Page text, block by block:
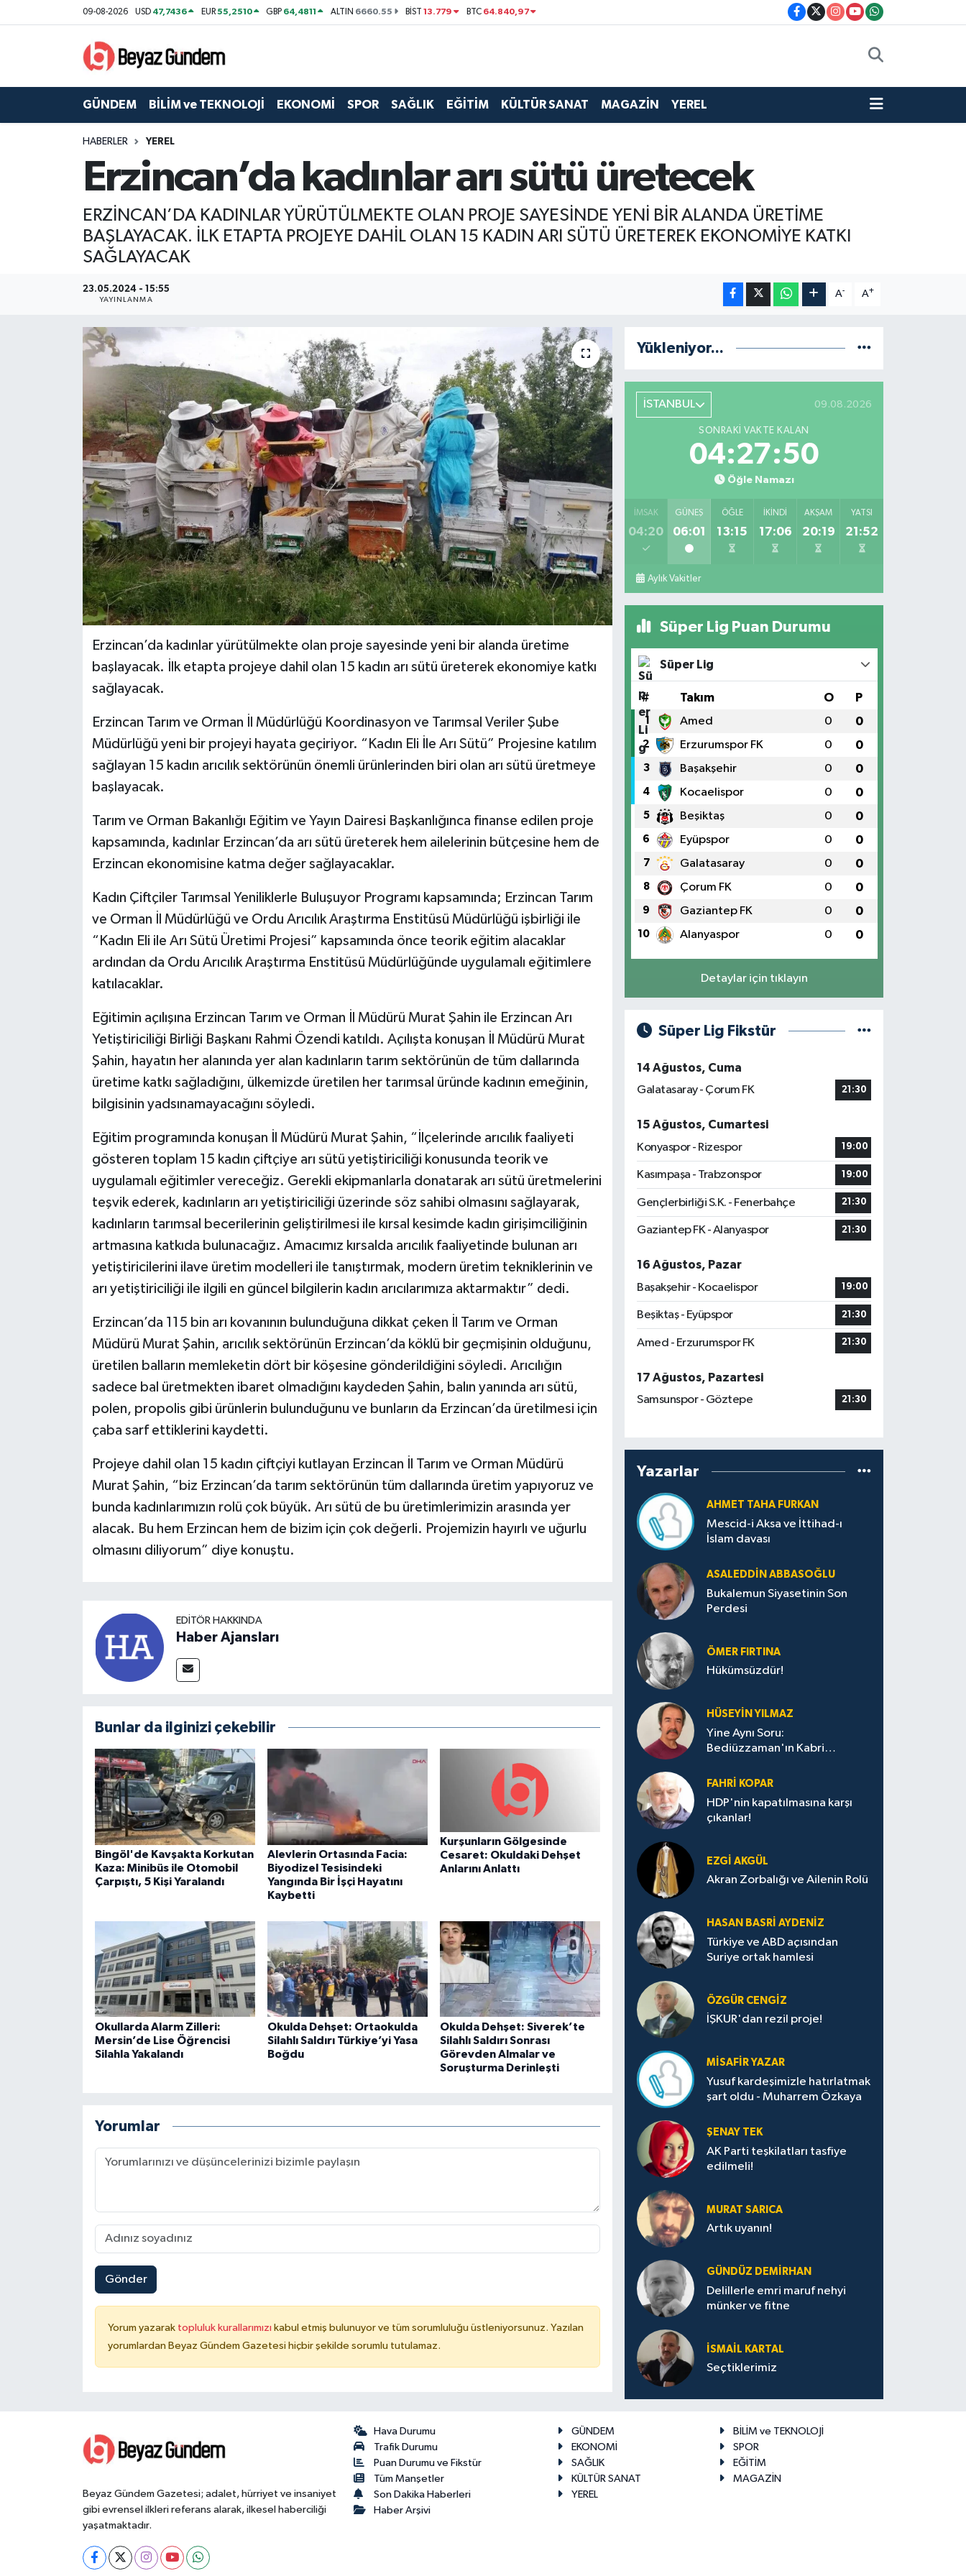
09-08-2026 USD 47,7436 EUR55,2510 GBP 64,4811 ALTIN 6660.55 BİST13.779 BTC 64.840,97
GÜNDEM BİLİM ve TEKNOLOJİ EKONOMİ SPOR SAĞLIK EĞİTİM KÜLTÜR SANAT MAGAZİN YEREL
HABERLER YEREL
Erzincan’da kadınlar arı sütü üretecek
ERZİNCAN’DA KADINLAR YÜRÜTÜLMEKTE OLAN PROJE SAYESİNDE YENİ BİR ALANDA ÜRETİME
BAŞLAYACAK. İLK ETAPTA PROJEYE DAHİL OLAN 15 KADIN ARI SÜTÜ ÜRETEREK EKONOMİYE KATKI
SAĞLAYACAK
23.05.2024 - 15:55
YAYINLANMA
A- A+
Erzincan’da kadınlar yürütülmekte olan proje sayesinde yeni bir alanda üretime
başlayacak. İlk etapta projeye dahil olan 15 kadın arı sütü üreterek ekonomiye katkı
sağlayacak.
Erzincan Tarım ve Orman İl Müdürlüğü Koordinasyon ve Tarımsal Veriler Şube
Müdürlüğü yeni bir projeyi hayata geçiriyor. “Kadın Eli İle Arı Sütü” Projesine katılım
sağlayan 15 kadın arıcılık sektörünün önemli ürünlerinden biri olan arı sütü üretmeye
başlayacak.
Tarım ve Orman Bakanlığı Eğitim ve Yayın Dairesi Başkanlığınca finanse edilen proje
kapsamında, kadınlar Erzincan’da arı sütü üreterek hem ailelerinin bütçesine hem de
Erzincan ekonomisine katma değer sağlayacaklar.
Kadın Çiftçiler Tarımsal Yeniliklerle Buluşuyor Programı kapsamında; Erzincan Tarım
ve Orman İl Müdürlüğü ve Ordu Arıcılık Araştırma Enstitüsü Müdürlüğü işbirliği ile
“Kadın Eli ile Arı Sütü Üretimi Projesi” kapsamında önce teorik eğitim alacaklar
ardından da Ordu Arıcılık Araştırma Enstitüsü Müdürlüğünde uygulamalı eğitimlere
katılacaklar.
Eğitimin açılışına Erzincan Tarım ve Orman İl Müdürü Murat Şahin ile Erzincan Arı
Yetiştiriciliği Birliği Başkanı Rahmi Özendi katıldı. Açılışta konuşan İl Müdürü Murat
Şahin, hayatın her alanında yer alan kadınların tarım sektörünün de tüm dallarında
üretime katkı sağladığını, ülkemizde üretilen her tarımsal üründe kadının emeğinin,
bilgisinin yadsınamayacağını söyledi.
Eğitim programında konuşan İl Müdürü Murat Şahin, “İlçelerinde arıcılık faaliyeti
gösteren toplam 15 kadın çiftçiye arı sütü yetiştiriciliği konusunda teorik ve
uygulamalı eğitimler vereceğiz. Gerekli ekipmanlarla donatarak arı sütü üretmelerini
teşvik ederek, kadınların arı yetiştiriciliği üzerinde söz sahibi olmasını sağlayarak,
kadınların tarımsal becerilerinin geliştirilmesi ile kırsal kesimde kadın girişimciliğinin
artmasına katkıda bulunacağız. Amacımız kırsalda arıcılık faaliyetinde bulunan arı
yetiştiricilerini ilave üretim modelleri ile tanıştırmak, modern üretim tekniklerinin ve
arı yetiştiriciliği ile ilgili en güncel bilgilerin kadın arıcılarımıza aktarmaktır” dedi.
Erzincan’da 115 bin arı kovanının bulunduğuna dikkat çeken İl Tarım ve Orman
Müdürü Murat Şahin, arıcılık sektörünün Erzincan’da köklü bir geçmişinin olduğunu,
üretilen balların memleketin dört bir köşesine gönderildiğini söyledi. Arıcılığın
sadece bal üretmekten ibaret olmadığını kaydeden Şahin, balın yanında arı sütü,
polen, propolis gibi ürünlerin bulunduğunu ve bunların da Erzincan’da üretilmesi için
çaba sarf ettiklerini kaydetti.
Projeye dahil olan 15 kadın çiftçiyi kutlayan Erzincan İl Tarım ve Orman Müdürü
Murat Şahin, “biz Erzincan’da tarım sektörünün tüm dallarında üretim yapıyoruz ve
bunda kadınlarımızın rolü çok büyük. Arı sütü de bu üretimlerimizin arasında yer
alacak. Bu hem Erzincan hem de bizim için çok değerli. Projemizin hayırlı ve uğurlu
olmasını diliyorum” diye konuştu.
EDITÖR HAKKINDA
Haber Ajansları
Bunlar da ilginizi çekebilir
Bingöl'de Kavşakta Korkutan
Kaza: Minibüs ile Otomobil
Çarpıştı, 5 Kişi Yaralandı
Alevlerin Ortasında Facia:
Biyodizel Tesisindeki
Yangında Bir İşçi Hayatını
Kaybetti
Kurşunların Gölgesinde
Cesaret: Okuldaki Dehşet
Anlarını Anlattı
Okullarda Alarm Zilleri:
Mersin’de Lise Öğrencisi
Silahla Yakalandı
Okulda Dehşet: Ortaokulda
Silahlı Saldırı Türkiye’yi Yasa
Boğdu
Okulda Dehşet: Siverek’te
Silahlı Saldırı Sonrası
Görevden Almalar ve
Soruşturma Derinleşti
Yorumlar
Gönder
Yorum yazarak topluluk kurallarımızı kabul etmiş bulunuyor ve tüm sorumluluğu üstleniyorsunuz. Yazılan
yorumlardan Beyaz Gündem Gazetesi hiçbir şekilde sorumlu tutulamaz.
Yükleniyor...
İSTANBUL 09.08.2026
SONRAKI VAKTE KALAN
04:27:49
Öğle Namazı
İMSAK
04:20
GÜNEŞ
06:01
ÖĞLE
13:15
İKINDI
17:06
AKŞAM
20:19
YATSI
21:52
Aylık Vakitler
Süper Lig Puan Durumu
Süper Lig
# Takım O P
1 Amed 0 0
2 Erzurumspor FK 0 0
3 Başakşehir 0 0
4 Kocaelispor 0 0
5 Beşiktaş 0 0
6 Eyüpspor 0 0
7 Galatasaray 0 0
8 Çorum FK 0 0
9 Gaziantep FK 0 0
10 Alanyaspor 0 0
Detaylar için tıklayın
Süper Lig Fikstür
14 Ağustos, Cuma
Galatasaray - Çorum FK
21:30
15 Ağustos, Cumartesi
Konyaspor - Rizespor
19:00
Kasımpaşa - Trabzonspor 19:00
Gençlerbirliği S.K. - Fenerbahçe 21:30
Gaziantep FK - Alanyaspor 21:30
16 Ağustos, Pazar
Başakşehir - Kocaelispor
19:00
Beşiktaş - Eyüpspor 21:30
Amed - Erzurumspor FK 21:30
17 Ağustos, Pazartesi
Samsunspor - Göztepe
21:30
Yazarlar
AHMET TAHA FURKAN
Mescid-i Aksa ve İttihad-ı
İslam davası
ASALEDDIN ABBASOĞLU
Bukalemun Siyasetinin Son
Perdesi
ÖMER FIRTINA
Hükümsüzdür!
HÜSEYIN YILMAZ
Yine Aynı Soru:
Bediüzzaman'ın Kabri
FAHRI KOPAR
HDP'nin kapatılmasına karşı
çıkanlar!
EZGI AKGÜL
Akran Zorbalığı ve Ailenin Rolü
HASAN BASRI AYDENIZ
Türkiye ve ABD açısından
Suriye ortak hamlesi
ÖZGÜR CENGIZ
İŞKUR'dan rezil proje!
MISAFIR YAZAR
Yusuf kardeşimizle hatırlatmak
şart oldu - Muharrem Özkaya
ŞENAY TEK
AK Parti teşkilatları tasfiye
edilmeli!
MURAT SARICA
Artık uyanın!
GÜNDÜZ DEMIRHAN
Delillerle emri maruf nehyi
münker ve fitne
İSMAIL KARTAL
Seçtiklerimiz
Beyaz Gündem Gazetesi; adalet, hürriyet ve insaniyet
gibi evrensel ilkleri referans alarak, ilkesel haberciliği
yaşatmaktadır.
Hava Durumu
Trafik Durumu
Puan Durumu ve Fikstür
Tüm Manşetler
Son Dakika Haberleri
Haber Arşivi
GÜNDEM
BİLİM ve TEKNOLOJİ
EKONOMİ
SPOR
SAĞLIK
EĞİTİM
KÜLTÜR SANAT
MAGAZİN
YEREL
GÜNDEM
BİLİM ve TEKNOLOJİ
Hava Durumu
Trafik Durumu
Tüm Manşetler
Haber Arşivi